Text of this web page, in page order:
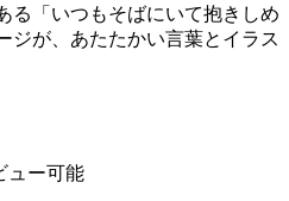
る「いつもそばにいて抱きしめ
ジが、あたたかい言葉とイラス
ュー可能